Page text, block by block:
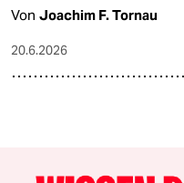
Von Joachim F. Tornau
20.6.2026